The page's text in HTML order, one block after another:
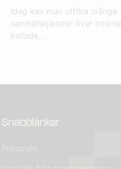
Idag kan man utföra många
samhällstjänster över
kallade...
Snabblänkar
Pressrum